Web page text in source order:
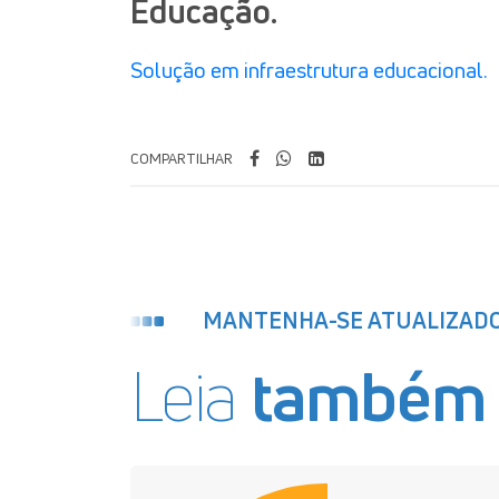
Educação.
Solução em infraestrutura educacional.
COMPARTILHAR
MANTENHA-SE
Leia também